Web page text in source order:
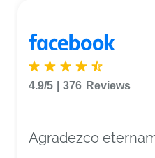
4.9/5 376 Reviews
Agradezco